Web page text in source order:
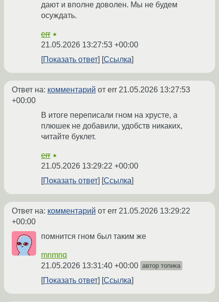
дают и вполне доволен. Мы не будем
осуждать.
err ★
21.05.2026 13:27:53 +00:00
Показать ответ
Ссылка
Ответ на: комментарий от err 21.05.2026 13:27:53
+00:00
В итоге переписали гном на хрусте, а
плюшек не добавили, удобств никаких,
читайте буклет.
err ★
21.05.2026 13:29:22 +00:00
Показать ответ
Ссылка
Ответ на: комментарий от err 21.05.2026 13:29:22
+00:00
помнится гном был таким же
mnmnq
21.05.2026 13:31:40 +00:00 автор топика
Показать ответ Ссылка